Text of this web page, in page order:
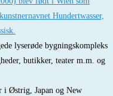
Hundertwasser,
lyserøde bygningskompleks
butikker, teater m.m. og
i Østrig, Japan og New